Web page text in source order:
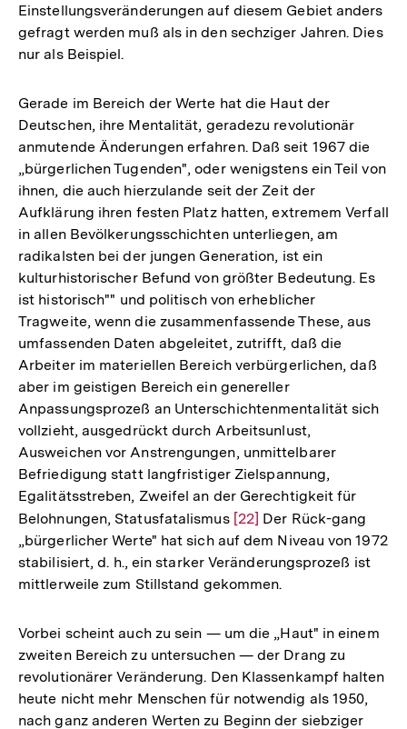
Einstellungsveränderungen auf diesem Gebiet anders
gefragt werden muß als in den sechziger Jahren. Dies
nur als Beispiel.
Gerade im Bereich der Werte hat die Haut der
Deutschen, ihre Mentalität, geradezu revolutionär
anmutende Änderungen erfahren. Daß seit 1967 die
„bürgerlichen Tugenden", oder wenigstens ein Teil von
ihnen, die auch hierzulande seit der Zeit der
Aufklärung ihren festen Platz hatten, extremem Verfall
in allen Bevölkerungsschichten unterliegen, am
radikalsten bei der jungen Generation, ist ein
kulturhistorischer Befund von größter Bedeutung. Es
ist historisch"" und politisch von erheblicher
Tragweite, wenn die zusammenfassende These, aus
umfassenden Daten abgeleitet, zutrifft, daß die
Arbeiter im materiellen Bereich verbürgerlichen, daß
aber im geistigen Bereich ein genereller
Anpassungsprozeß an Unterschichtenmentalität sich
vollzieht, ausgedrückt durch Arbeitsunlust,
Ausweichen vor Anstrengungen, unmittelbarer
Befriedigung statt langfristiger Zielspannung,
Egalitätsstreben, Zweifel an der Gerechtigkeit für
Belohnungen, Statusfatalismus Zur
Auflösung
der
Fußnote
[22] Der Rück-gang
„bürgerlicher Werte" hat sich auf dem Niveau von 1972
stabilisiert, d. h., ein starker Veränderungsprozeß ist
mittlerweile zum Stillstand gekommen.
Vorbei scheint auch zu sein — um die „Haut" in einem
zweiten Bereich zu untersuchen — der Drang zu
revolutionärer Veränderung. Den Klassenkampf halten
heute nicht mehr Menschen für notwendig als 1950,
nach ganz anderen Werten zu Beginn der siebziger
Zum